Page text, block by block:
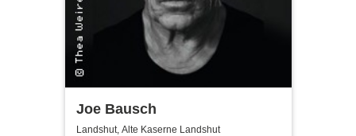
Joe Bausch
Landshut, Alte Kaserne Landshut